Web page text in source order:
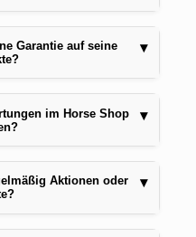
Garantie auf seine
▾
im Horse Shop
▾
Aktionen oder
▾